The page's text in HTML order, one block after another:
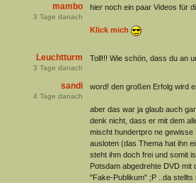
mambo
3 Tage danach
hier noch ein paar Videos für
Klick mich
Leuchtturm
3 Tage danach
Toll!!! Wie schön, dass du an
sandi
4 Tage danach
word! den großen Erfolg wird
aber das war ja glaub auch
denk nicht, dass er mit dem
mischt hundertpro ne gewisse
ausloten (das Thema hat ihn
steht ihm doch frei und somit
Potsdam abgedrehte DVD mit
"Fake-Publikum" ;P ..da